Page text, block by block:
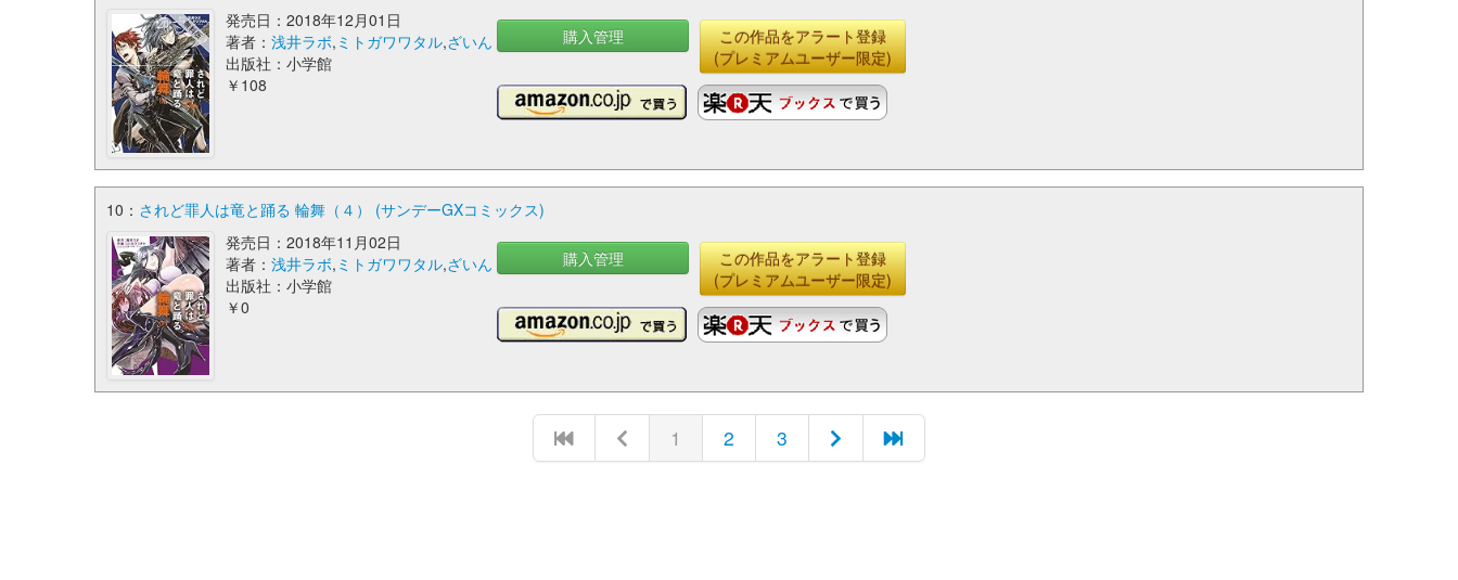
発売日：2018年12月01日
著者：浅井ラボ, ミトガワワタル,ざいん
出版社：小学館
￥108
購入管理
この作品をアラート登録
(プレミアムユーザー限定)
10： されど罪人は竜と踊る 輪舞（４） (サンデーGXコミックス)
発売日：2018年11月02日
著者：浅井ラボ, ミトガワワタル,ざいん
出版社：小学館
￥0
購入管理
この作品をアラート登録
(プレミアムユーザー限定)
1 2 3